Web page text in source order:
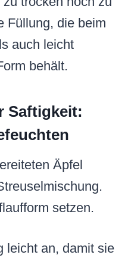
Füllung, die beim
auch leicht
behält.
Saftigkeit:
Äpfel
setzen.
leicht an, damit sie